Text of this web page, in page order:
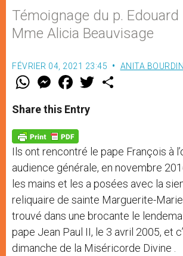
Témoignage du p.
Mme Alicia Beauvisage
FÉVRIER 04, 2021 23:45 ANITA BOURDIN
W
t
s
p
p
M
e
s
e
g
e
r
F
a
e
b
o
k
w
Share this Entry
Ils ont rencontré le pape François à
audience générale, en novembre
les mains et les a posées avec la
reliquaire de sainte Marguerite-Marie
trouvé dans une brocante le
pape Jean Paul II, le 3 avril 2005, et
dimanche de la Miséricorde Divine .